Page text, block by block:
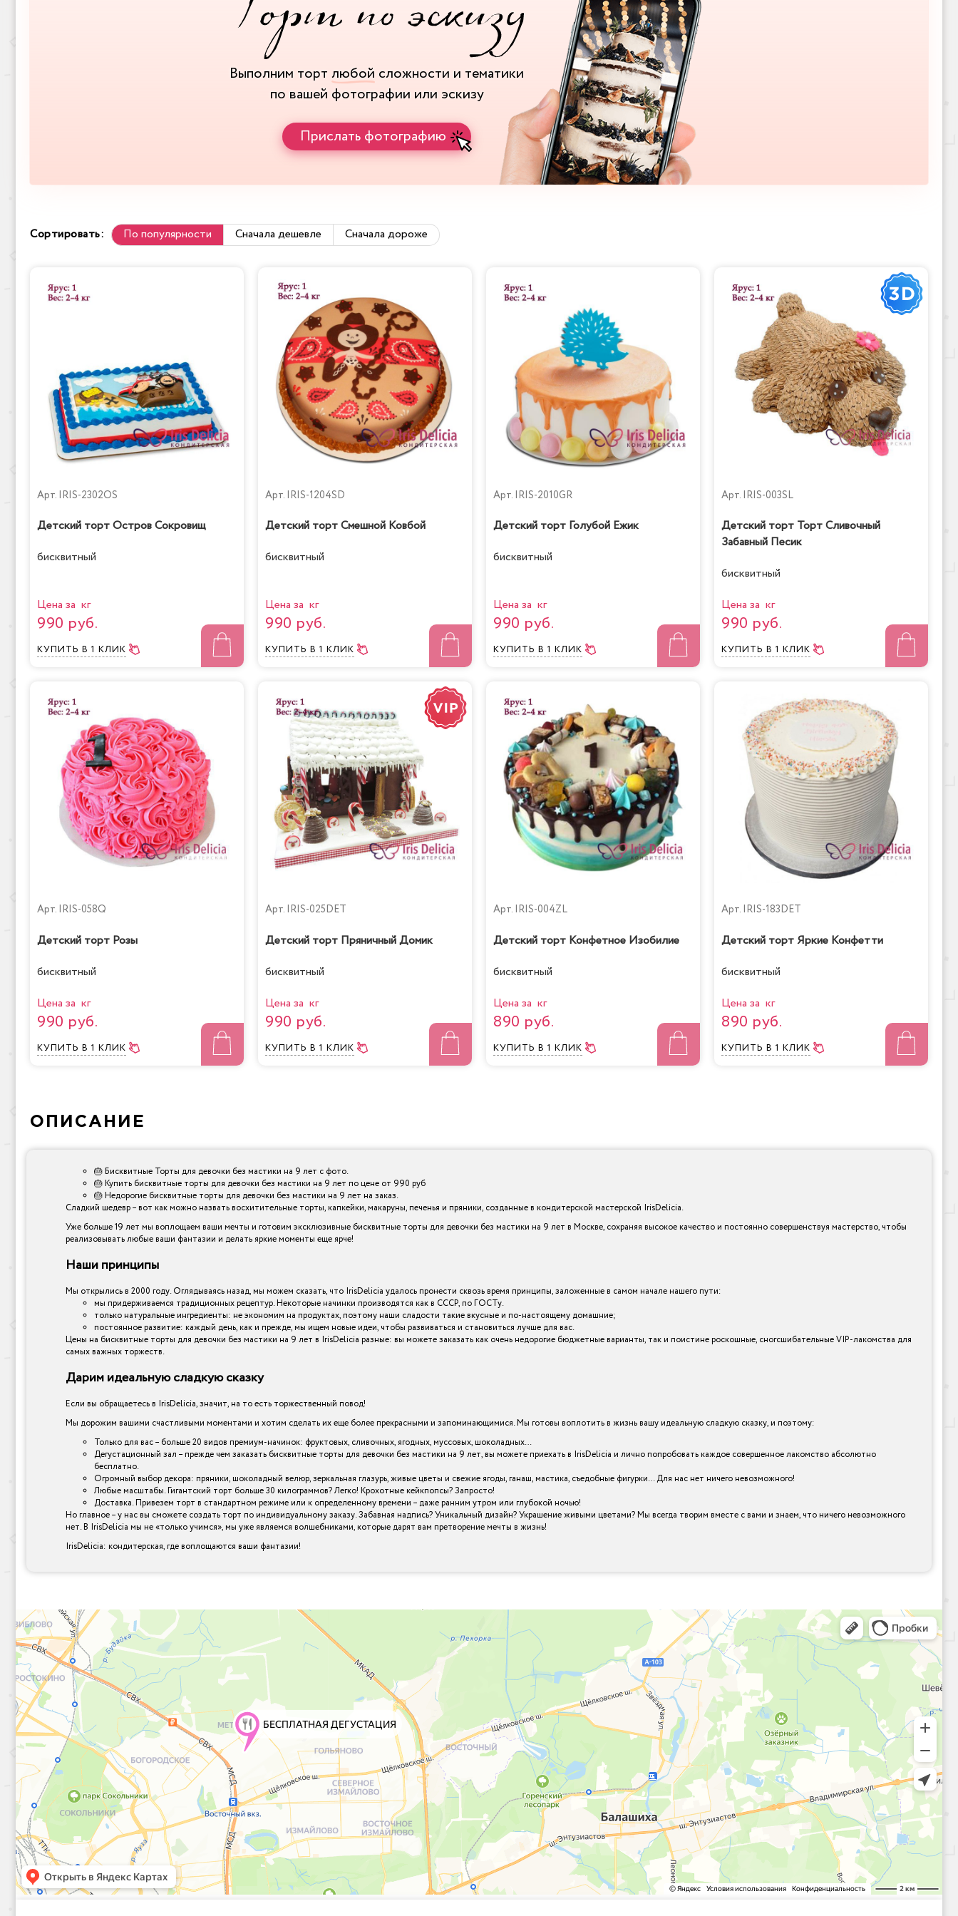
Выполним торт любой сложности и тематики
по вашей фотографии или эскизу
Прислать фотографию
Сортировать: По популярности Сначала дешевле Сначала дороже
Арт. IRIS-2302OS
Детский торт Остров Сокровищ
бисквитный
Цена за кг
990 руб.
КУПИТЬ В 1 КЛИК
Арт. IRIS-1204SD
Детский торт Смешной Ковбой
бисквитный
Цена за кг
990 руб.
КУПИТЬ В 1 КЛИК
Арт. IRIS-2010GR
Детский торт Голубой Ежик
бисквитный
Цена за кг
990 руб.
КУПИТЬ В 1 КЛИК
Арт. IRIS-003SL
Детский торт Торт Сливочный
Забавный Песик
бисквитный
Цена за кг
990 руб.
КУПИТЬ В 1 КЛИК
Арт. IRIS-058Q
Детский торт Розы
бисквитный
Цена за кг
990 руб.
КУПИТЬ В 1 КЛИК
Арт. IRIS-025DET
Детский торт Пряничный Домик
бисквитный
Цена за кг
990 руб.
КУПИТЬ В 1 КЛИК
Арт. IRIS-004ZL
Детский торт Конфетное Изобилие
бисквитный
Цена за кг
890 руб.
КУПИТЬ В 1 КЛИК
Арт. IRIS-183DET
Детский торт Яркие Конфетти
бисквитный
Цена за кг
890 руб.
КУПИТЬ В 1 КЛИК
ОПИСАНИЕ
🎂 Бисквитные Торты для девочки без мастики на 9 лет с фото.
🎂 Купить бисквитные торты для девочки без мастики на 9 лет по цене от 990 руб
🎂 Недорогие бисквитные торты для девочки без мастики на 9 лет на заказ.
Сладкий шедевр – вот как можно назвать восхитительные торты, капкейки, макаруны, печенья и пряники, созданные в кондитерской мастерской IrisDelicia.
Уже больше 19 лет мы воплощаем ваши мечты и готовим эксклюзивные бисквитные торты для девочки без мастики на 9 лет в Москве, сохраняя высокое качество и постоянно совершенствуя мастерство, чтобы
реализовывать любые ваши фантазии и делать яркие моменты еще ярче!
Наши принципы
Мы открылись в 2000 году. Оглядываясь назад, мы можем сказать, что IrisDelicia удалось пронести сквозь время принципы, заложенные в самом начале нашего пути:
мы придерживаемся традиционных рецептур. Некоторые начинки производятся как в СССР, по ГОСТу.
только натуральные ингредиенты: не экономим на продуктах, поэтому наши сладости такие вкусные и по-настоящему домашние;
постоянное развитие: каждый день, как и прежде, мы ищем новые идеи, чтобы развиваться и становиться лучше для вас.
Цены на бисквитные торты для девочки без мастики на 9 лет в IrisDelicia разные: вы можете заказать как очень недорогие бюджетные варианты, так и поистине роскошные, сногсшибательные VIP-лакомства для
самых важных торжеств.
Дарим идеальную сладкую сказку
Если вы обращаетесь в IrisDelicia, значит, на то есть торжественный повод!
Мы дорожим вашими счастливыми моментами и хотим сделать их еще более прекрасными и запоминающимися. Мы готовы воплотить в жизнь вашу идеальную сладкую сказку, и поэтому:
Только для вас – больше 20 видов премиум-начинок: фруктовых, сливочных, ягодных, муссовых, шоколадных…
Дегустационный зал – прежде чем заказать бисквитные торты для девочки без мастики на 9 лет, вы можете приехать в IrisDelicia и лично попробовать каждое совершенное лакомство абсолютно
бесплатно.
Огромный выбор декора: пряники, шоколадный велюр, зеркальная глазурь, живые цветы и свежие ягоды, ганаш, мастика, съедобные фигурки… Для нас нет ничего невозможного!
Любые масштабы. Гигантский торт больше 30 килограммов? Легко! Крохотные кейкпопсы? Запросто!
Доставка. Привезем торт в стандартном режиме или к определенному времени – даже ранним утром или глубокой ночью!
Но главное – у нас вы сможете создать торт по индивидуальному заказу. Забавная надпись? Уникальный дизайн? Украшение живыми цветами? Мы всегда творим вместе с вами и знаем, что ничего невозможного
нет. В IrisDelicia мы не «только учимся», мы уже являемся волшебниками, которые дарят вам претворение мечты в жизнь!
IrisDelicia: кондитерская, где воплощаются ваши фантазии!